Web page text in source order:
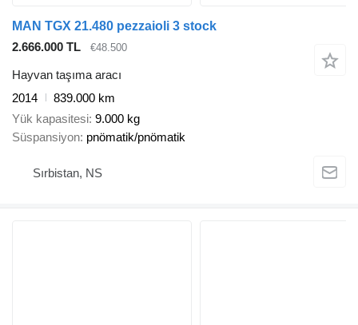
MAN TGX 21.480 pezzaioli 3 stock
2.666.000 TL
€48.500
Hayvan taşıma aracı
2014
839.000 km
Yük kapasitesi 9.000 kg
Süspansiyon pnömatik/pnömatik
Sırbistan, NS